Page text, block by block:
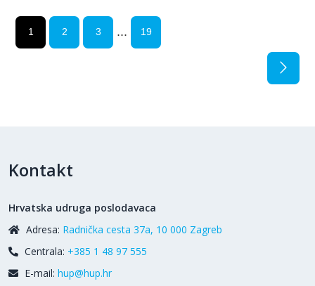
1 2 3 ... 19
Kontakt
Hrvatska udruga poslodavaca
Adresa: Radnička cesta 37a, 10 000 Zagreb
Centrala: +385 1 48 97 555
E-mail: hup@hup.hr